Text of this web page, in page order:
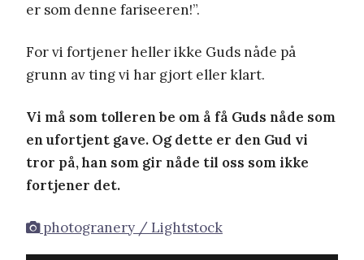
er som denne fariseeren!”.
For vi fortjener heller ikke Guds nåde på
grunn av ting vi har gjort eller klart.
Vi må som tolleren be om å få Guds nåde som
en ufortjent gave. Og dette er den Gud vi
tror på, han som gir nåde til oss som ikke
fortjener det.
photogranery / Lightstock